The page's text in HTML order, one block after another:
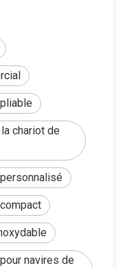
chariot de
navires de